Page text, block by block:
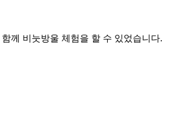
께 비눗방울 체험을 할 수 있었습니다.